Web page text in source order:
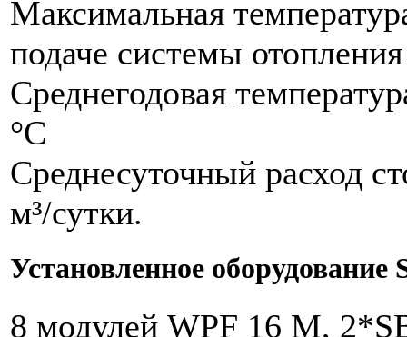
Максимальная
подаче системы
Среднегодовая
°С
Среднесуточный расход
м³/сутки.
Установленное
8 модулей WPF 16 M,